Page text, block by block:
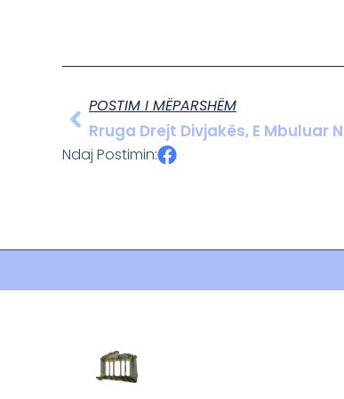
POSTIM I MËPARSHËM
Rruga Drejt Divjakës, E Mbuluar
Ndaj Postimin: